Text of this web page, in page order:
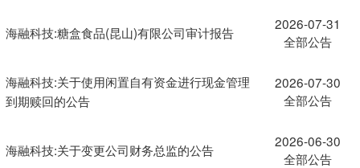
海融科技:糖盒食品(昆山)有限公司审计报告
2026-07-31
全部公告
海融科技:关于使用闲置自有资金进行现金管理
到期赎回的公告
2026-07-30
全部公告
海融科技:关于变更公司财务总监的公告
2026-06-30
全部公告